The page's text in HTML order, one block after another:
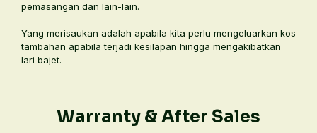
pemasangan dan lain-lain.
Yang merisaukan adalah apabila kita perlu mengeluarkan kos
tambahan apabila terjadi kesilapan hingga mengakibatkan
lari bajet.
Warranty & After Sales